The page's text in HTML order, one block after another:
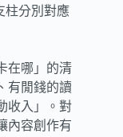
柱分別對應
在哪」的清
有閒錢的讀
收入」。對
內容創作有